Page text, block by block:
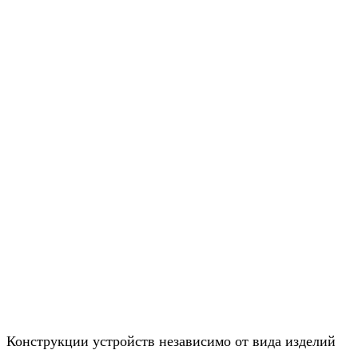
Конструкции устройств независимо от вида изделий